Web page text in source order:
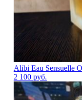
Alibi Eau Sensuelle
2 100 руб.